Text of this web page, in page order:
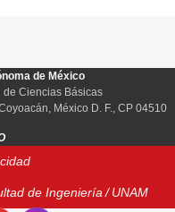
de México
Ciencias Básicas
México D. F., CP 04510
de Ingeniería / UNAM